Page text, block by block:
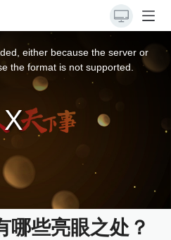
either because the server or
the format is not supported.
哪些亮眼之处？